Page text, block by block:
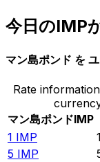
今日のIMP
マン島ポンド を
Rate
マン島ポンドIMP
1 IMP
5 IMP